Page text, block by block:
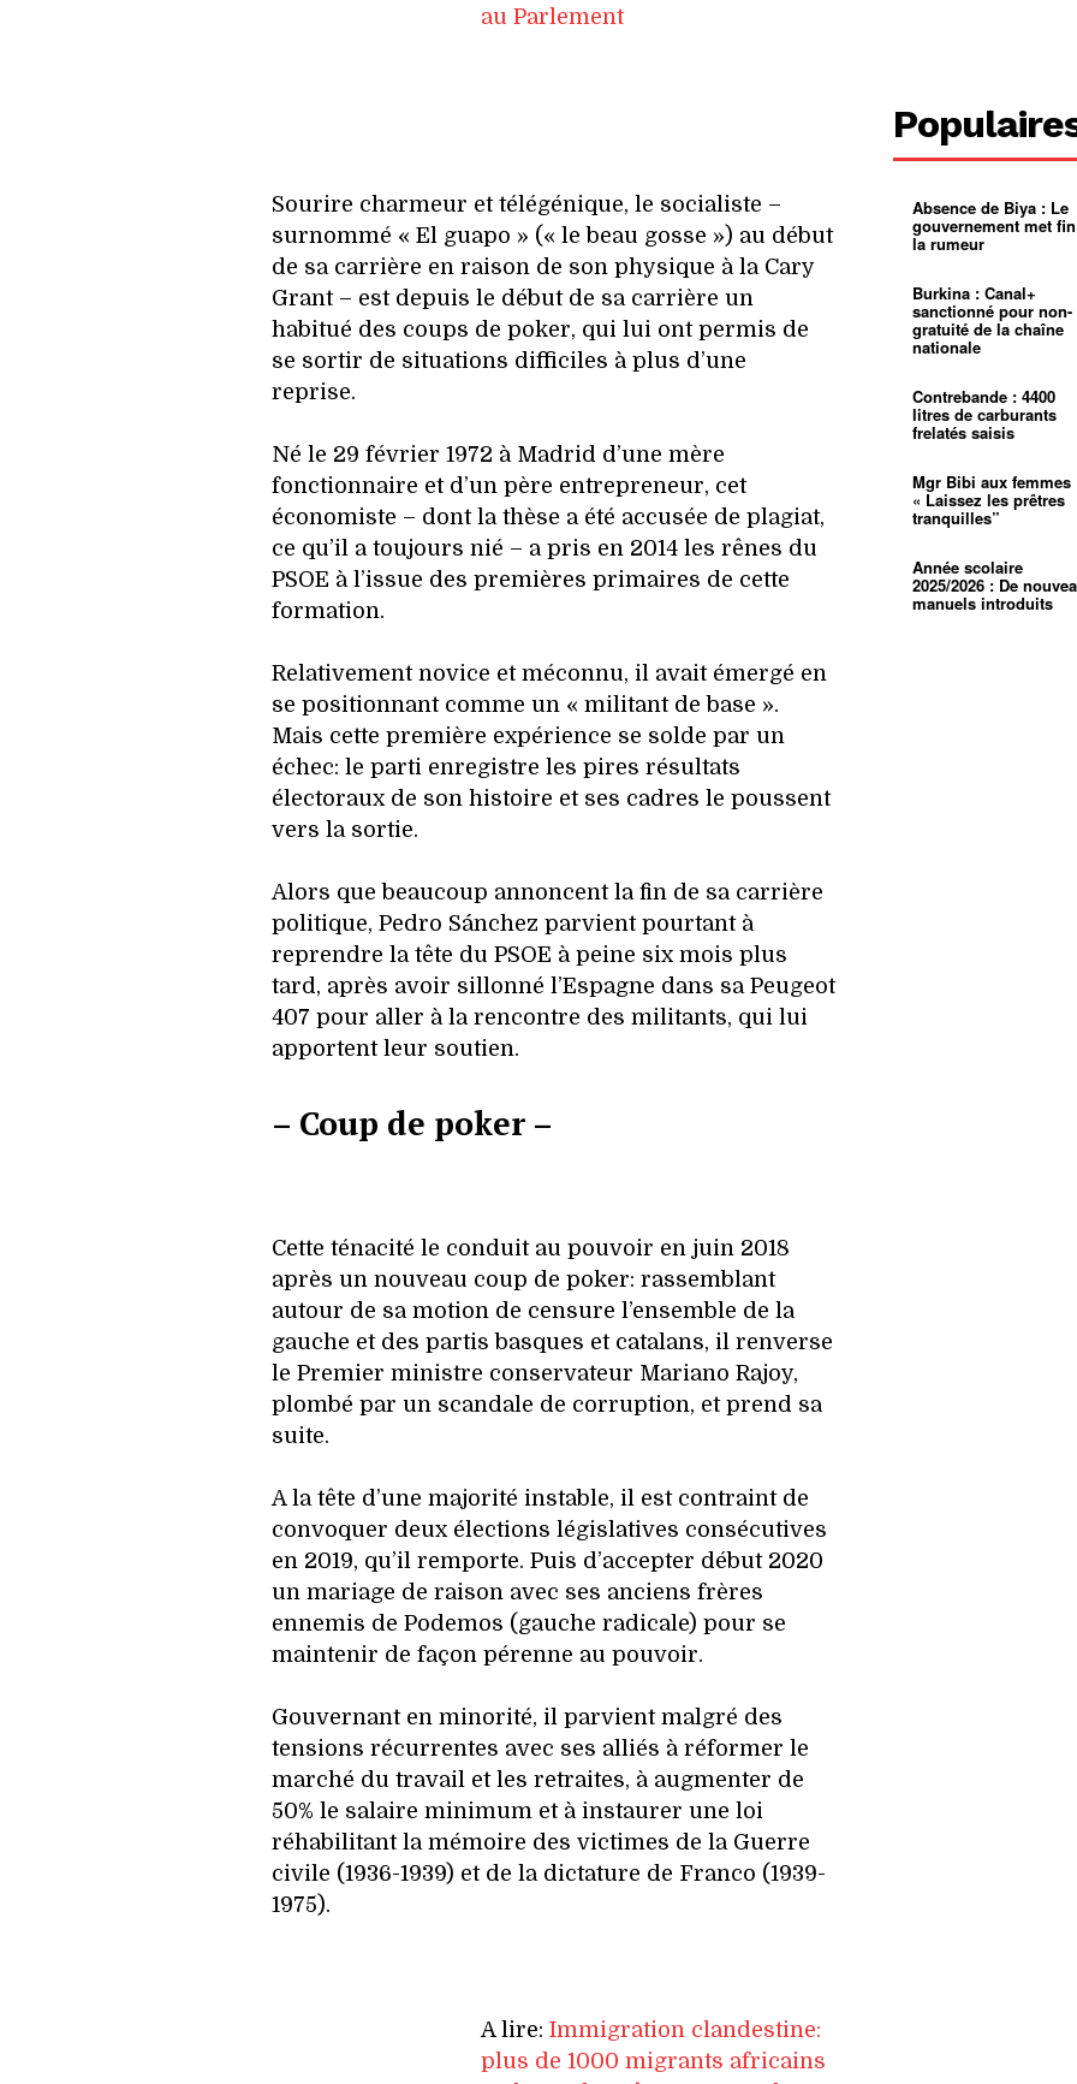
au Parlement
Sourire charmeur et télégénique, le socialiste –
surnommé « El guapo » (« le beau gosse ») au début
de sa carrière en raison de son physique à la Cary
Grant – est depuis le début de sa carrière un
habitué des coups de poker, qui lui ont permis de
se sortir de situations difficiles à plus d’une
reprise.
Né le 29 février 1972 à Madrid d’une mère
fonctionnaire et d’un père entrepreneur, cet
économiste – dont la thèse a été accusée de plagiat,
ce qu’il a toujours nié – a pris en 2014 les rênes du
PSOE à l’issue des premières primaires de cette
formation.
Relativement novice et méconnu, il avait émergé en
se positionnant comme un « militant de base ».
Mais cette première expérience se solde par un
échec: le parti enregistre les pires résultats
électoraux de son histoire et ses cadres le poussent
vers la sortie.
Alors que beaucoup annoncent la fin de sa carrière
politique, Pedro Sánchez parvient pourtant à
reprendre la tête du PSOE à peine six mois plus
tard, après avoir sillonné l’Espagne dans sa Peugeot
407 pour aller à la rencontre des militants, qui lui
apportent leur soutien.
– Coup de poker –
Cette ténacité le conduit au pouvoir en juin 2018
après un nouveau coup de poker: rassemblant
autour de sa motion de censure l’ensemble de la
gauche et des partis basques et catalans, il renverse
le Premier ministre conservateur Mariano Rajoy,
plombé par un scandale de corruption, et prend sa
suite.
A la tête d’une majorité instable, il est contraint de
convoquer deux élections législatives consécutives
en 2019, qu’il remporte. Puis d’accepter début 2020
un mariage de raison avec ses anciens frères
ennemis de Podemos (gauche radicale) pour se
maintenir de façon pérenne au pouvoir.
Gouvernant en minorité, il parvient malgré des
tensions récurrentes avec ses alliés à réformer le
marché du travail et les retraites, à augmenter de
50% le salaire minimum et à instaurer une loi
réhabilitant la mémoire des victimes de la Guerre
civile (1936-1939) et de la dictature de Franco (1939-
1975).
A lire: Immigration clandestine:
plus de 1000 migrants africains
400 000
pasteur
L’État
d’or
Croyance
spirituel
mentale
Pénurie
à
mettra-t-
01:12
Mouelle :
dernier
voyage
01:22
Absence de Biya : Le
gouvernement met
la rumeur
Burkina : Canal+
sanctionné pour non-
gratuité de la chaîne
nationale
Contrebande : 4400
litres de carburants
frelatés saisis
Mgr Bibi aux femmes
« Laissez les prêtres
tranquilles”
Année scolaire
2025/2026 : De
manuels introduits